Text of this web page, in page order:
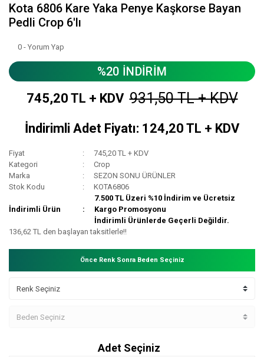
Kota 6806 Kare Yaka Penye Kaşkorse Bayan
Pedli Crop 6'lı
0 - Yorum Yap
%20 İNDİRİM
745,20 TL + KDV 931,50 TL + KDV
İndirimli Adet Fiyatı: 124,20 TL + KDV
Fiyat
745,20 TL + KDV
Kategori
Crop
Marka
SEZON SONU ÜRÜNLER
Stok Kodu
KOTA6806
İndirimli Ürün
7.500 TL Üzeri %10 İndirim ve Ücretsiz
Kargo Promosyonu
İndirimli Ürünlerde Geçerli Değildir.
136,62 TL den başlayan taksitlerle!!
Önce Renk Sonra Beden Seçiniz
Adet Seçiniz